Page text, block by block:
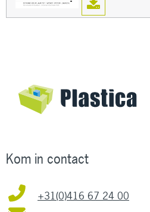
Krasvast
Kom in contact
+31(0)416 67 24 00